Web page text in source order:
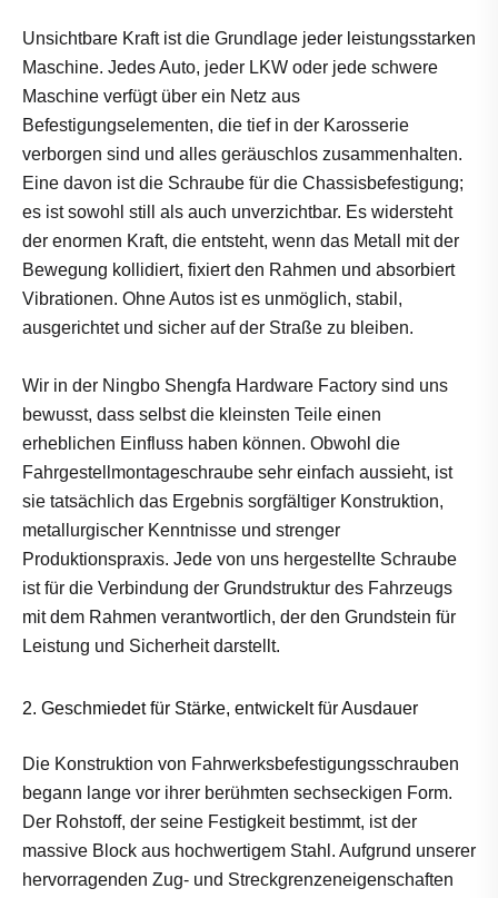
Unsichtbare Kraft ist die Grundlage jeder leistungsstarken
Maschine. Jedes Auto, jeder LKW oder jede schwere
Maschine verfügt über ein Netz aus
Befestigungselementen, die tief in der Karosserie
verborgen sind und alles geräuschlos zusammenhalten.
Eine davon ist die Schraube für die Chassisbefestigung;
es ist sowohl still als auch unverzichtbar. Es widersteht
der enormen Kraft, die entsteht, wenn das Metall mit der
Bewegung kollidiert, fixiert den Rahmen und absorbiert
Vibrationen. Ohne Autos ist es unmöglich, stabil,
ausgerichtet und sicher auf der Straße zu bleiben.
Wir in der Ningbo Shengfa Hardware Factory sind uns
bewusst, dass selbst die kleinsten Teile einen
erheblichen Einfluss haben können. Obwohl die
Fahrgestellmontageschraube sehr einfach aussieht, ist
sie tatsächlich das Ergebnis sorgfältiger Konstruktion,
metallurgischer Kenntnisse und strenger
Produktionspraxis. Jede von uns hergestellte Schraube
ist für die Verbindung der Grundstruktur des Fahrzeugs
mit dem Rahmen verantwortlich, der den Grundstein für
Leistung und Sicherheit darstellt.
2. Geschmiedet für Stärke, entwickelt für Ausdauer
Die Konstruktion von Fahrwerksbefestigungsschrauben
begann lange vor ihrer berühmten sechseckigen Form.
Der Rohstoff, der seine Festigkeit bestimmt, ist der
massive Block aus hochwertigem Stahl. Aufgrund unserer
hervorragenden Zug- und Streckgrenzeneigenschaften